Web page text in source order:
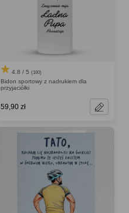
4.8 / 5 (160)
Bidon sportowy z nadrukiem dla
przyjaciółki
59,90 zł